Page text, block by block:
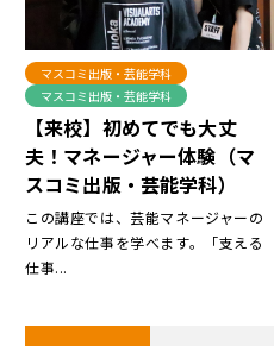
マスコミ出版・芸能学科
マスコミ出版・芸能学科
【来校】初めてでも大丈
夫！マネージャー体験（マ
スコミ出版・芸能学科）
この講座では、芸能マネージャーの
リアルな仕事を学べます。「支える
仕事...